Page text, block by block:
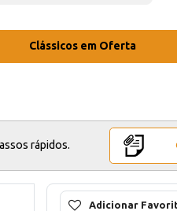
Clássicos em Oferta
rápidos.
Adicionar